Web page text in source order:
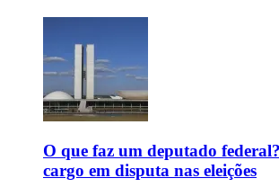
O que faz um deputado
cargo em disputa nas eleições